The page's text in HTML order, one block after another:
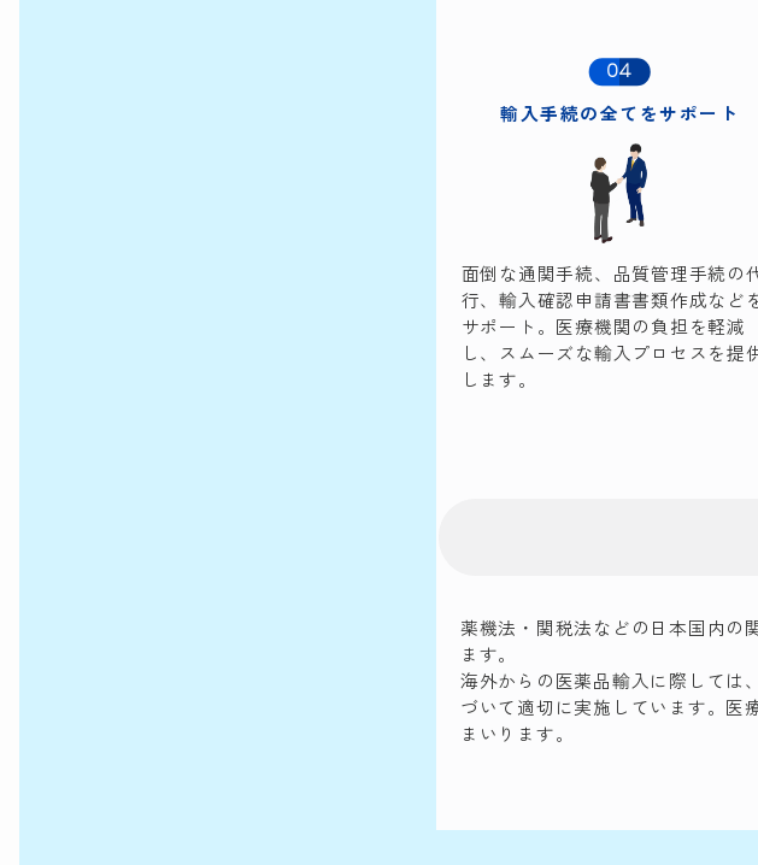
04
輸入手続の全てをサポート
面倒な通関手続、品質管理手続の
行、輸入確認申請書書類作成など
サポート。医療機関の負担を軽減
し、スムーズな輸入プロセスを提
します。
薬機法・関税法などの日本国内の
ます。
海外からの医薬品輸入に際しては
づいて適切に実施しています。医
まいります。